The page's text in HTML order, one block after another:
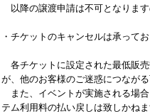
以降の譲渡申請は不可となります
・チケットのキャンセルは承ってお
各チケットに設定された最低販
が、他のお客様のご迷惑につなが
また、イベントが実施される場
テム利用料の払い戻しは致しかねま